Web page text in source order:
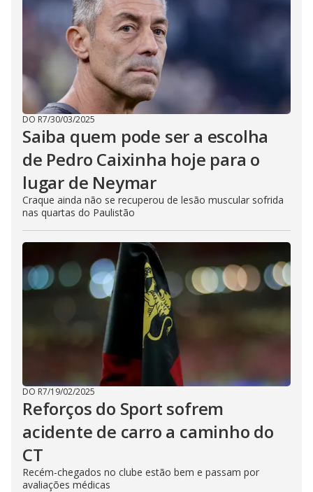
DO R7/30/03/2025
Saiba quem pode ser a escolha
de Pedro Caixinha hoje para o
lugar de Neymar
Craque ainda não se recuperou de lesão muscular sofrida
nas quartas do Paulistão
DO R7/19/02/2025
Reforços do Sport sofrem
acidente de carro a caminho do
CT
Recém-chegados no clube estão bem e passam por
avaliações médicas